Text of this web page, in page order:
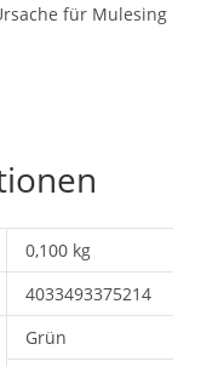
für Mulesing
0,100 kg
4033493375214
Grün